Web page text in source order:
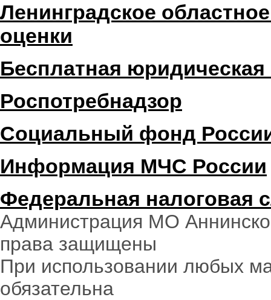
Ленинградское
оценки
Бесплатная
Роспотребнадзор
Социальный фонд
Информация МЧС России
Федеральная налоговая
Администрация МО
права защищены
При использовании любых
обязательна